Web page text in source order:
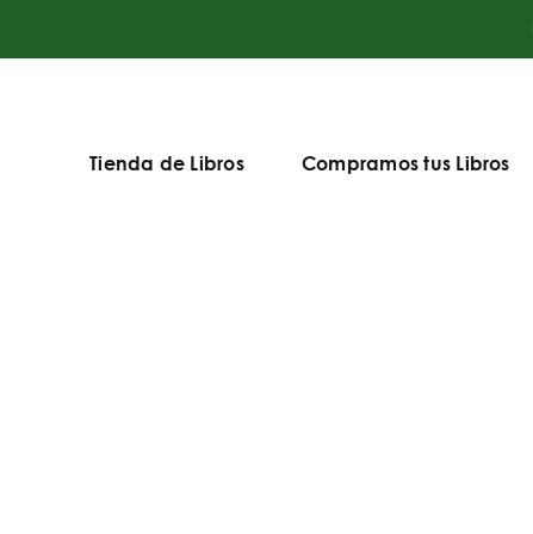
Tienda de Libros Compramos tus Libros